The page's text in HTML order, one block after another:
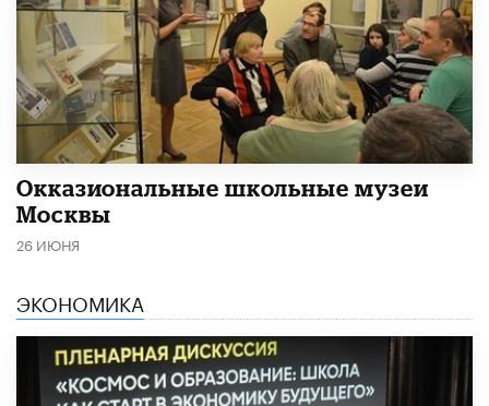
​Окказиональные школьные музеи
Москвы
26 ИЮНЯ
ЭКОНОМИКА